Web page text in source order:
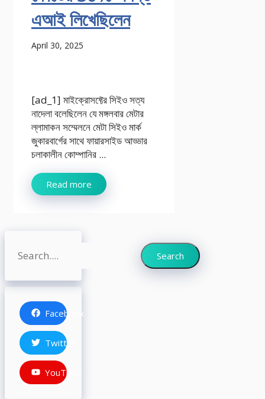
এআই লিখেছিলেন
April 30, 2025
[ad_1] মাইক্রোসফ্টের সিইও সত্য
নাদেলা বলেছিলেন যে মঙ্গলবার মেটার
ল্লামাকন সম্মেলনে মেটা সিইও মার্ক
জুকারবার্গের সাথে ফায়ারসাইড আড্ডার
চলাকালীন কোম্পানির ...
Read more
Search Search
Facebook
Twitter
YouTube